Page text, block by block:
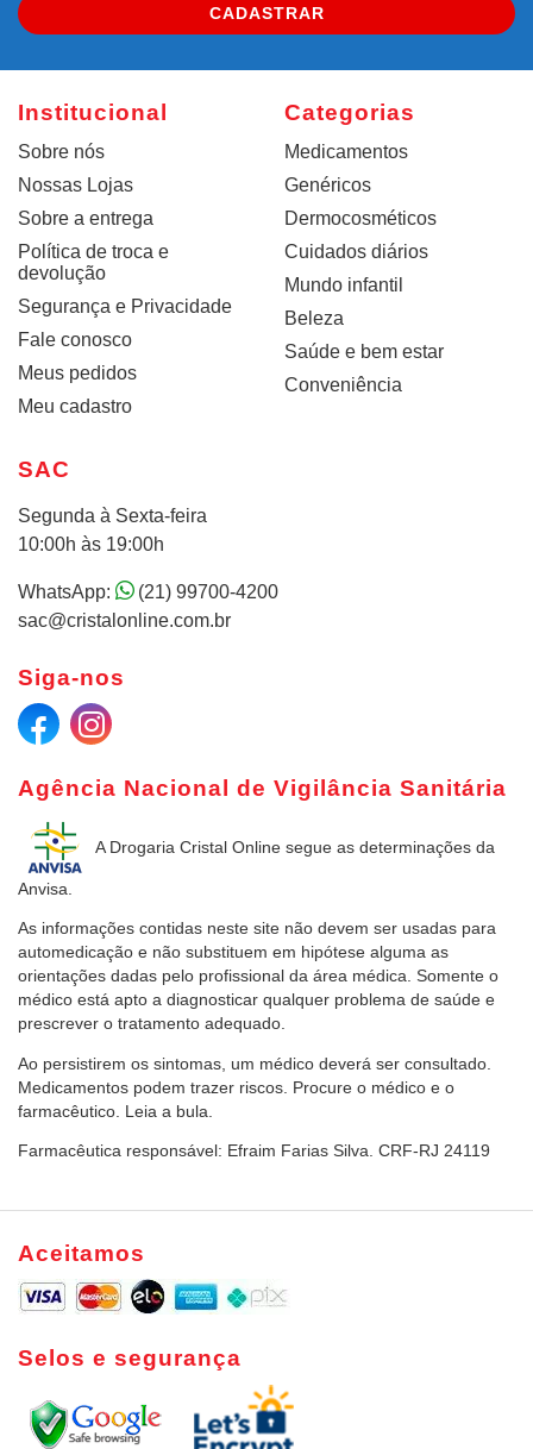
CADASTRAR
Institucional
Sobre nós
Nossas Lojas
Sobre a entrega
Política de troca e
devolução
Segurança e Privacidade
Fale conosco
Meus pedidos
Meu cadastro
Categorias
Medicamentos
Genéricos
Dermocosméticos
Cuidados diários
Mundo infantil
Beleza
Saúde e bem estar
Conveniência
Agência Nacional de Vigilância Sanitária
A Drogaria Cristal Online segue as determinações da
Anvisa.
As informações contidas neste site não devem ser usadas para
automedicação e não substituem em hipótese alguma as
orientações dadas pelo profissional da área médica. Somente o
médico está apto a diagnosticar qualquer problema de saúde e
prescrever o tratamento adequado.
Ao persistirem os sintomas, um médico deverá ser consultado.
Medicamentos podem trazer riscos. Procure o médico e o
farmacêutico. Leia a bula.
Farmacêutica responsável: Efraim Farias Silva. CRF-RJ 24119
SAC
Segunda à Sexta-feira
10:00h às 19:00h
WhatsApp:
(21) 99700-4200
sac@cristalonline.com.br
Siga-nos
Aceitamos
Selos e segurança